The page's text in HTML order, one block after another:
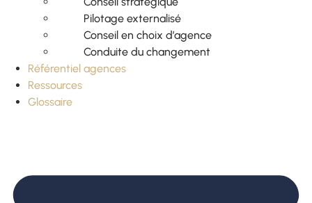
Pilotage externalisé
Conseil en choix d’agence
Conduite du changement
Référentiel agences
Ressources
Glossaire